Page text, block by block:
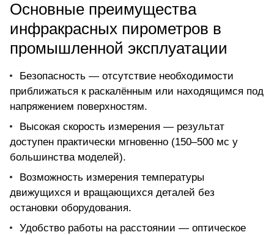
Основные преимущества
инфракрасных пирометров в
промышленной эксплуатации
Безопасность — отсутствие необходимости
приближаться к раскалённым или находящимся под
напряжением поверхностям.
Высокая скорость измерения — результат
доступен практически мгновенно (150–500 мс у
большинства моделей).
Возможность измерения температуры
движущихся и вращающихся деталей без
остановки оборудования.
Удобство работы на расстоянии — оптическое